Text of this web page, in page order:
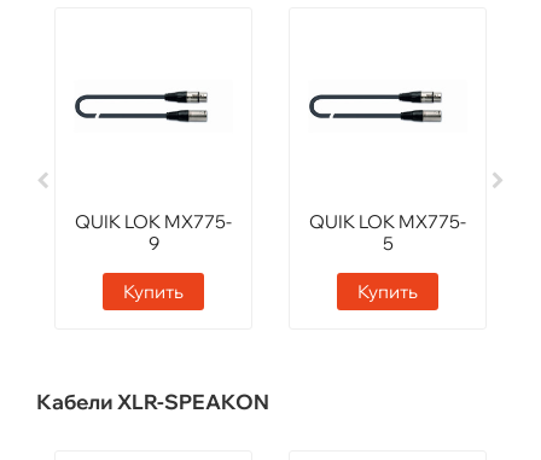
QUIK LOK MX775-
9
Купить
QUIK LOK MX775-
5
Купить
Кабели XLR-SPEAKON